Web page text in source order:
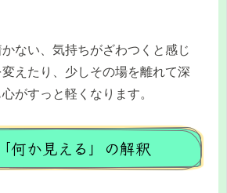
ない、気持ちがざわつくと感じ
えたり、少しその場を離れて深
がすっと軽くなります。
何か見える」の解釈